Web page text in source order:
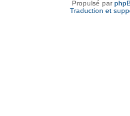
Propulsé par
Traduction et